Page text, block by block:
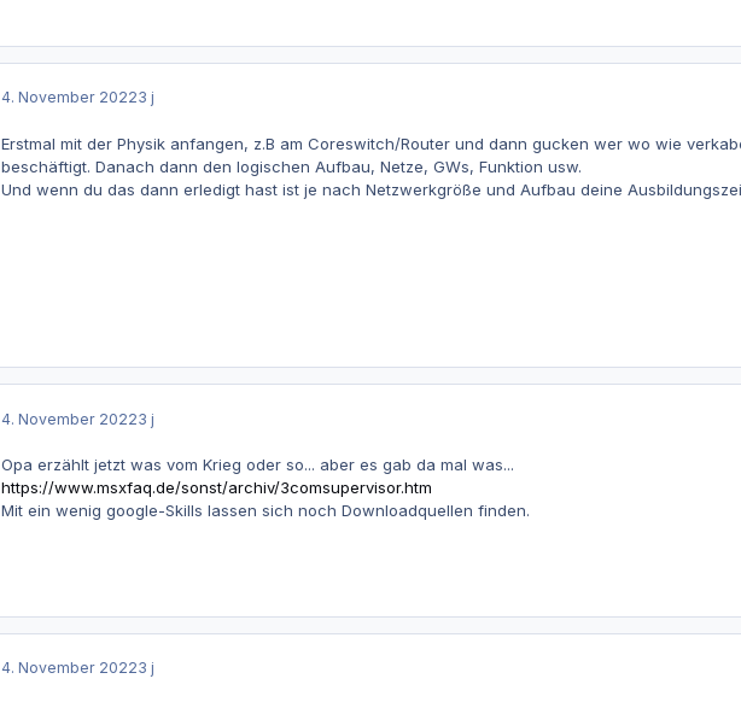
4. November 20223 j
Erstmal mit der Physik anfangen, z.B am Coreswitch/Router und dann gucken wer wo wie
beschäftigt. Danach dann den logischen Aufbau, Netze, GWs, Funktion usw.
Und wenn du das dann erledigt hast ist je nach Netzwerkgröße und Aufbau deine
4. November 20223 j
Opa erzählt jetzt was vom Krieg oder so... aber es gab da mal was...
https://www.msxfaq.de/sonst/archiv/3comsupervisor.htm
Mit ein wenig google-Skills lassen sich noch Downloadquellen finden.
4. November 20223 j